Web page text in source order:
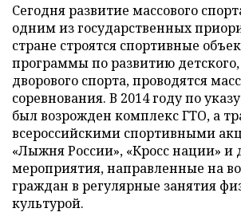
Сегодня развитие массового
одним из государственных
стране строятся спортивные
программы по развитию
дворового спорта, проводятся
соревнования. В 2014 году по
был возрожден комплекс ГТО, а
всероссийскими спортивными
«Лыжня России», «Кросс нации» и
мероприятия, направленные на
граждан в регулярные занятия
культурой.